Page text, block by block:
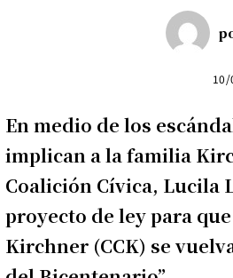
10/
En medio de los
implican a la familia
Coalición Cívica, Lucila
proyecto de ley para
Kirchner (CCK) se